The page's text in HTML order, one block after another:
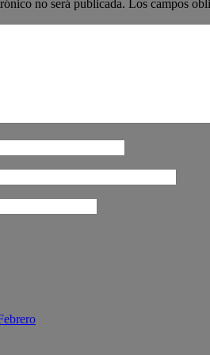
no será publicada. Los campos